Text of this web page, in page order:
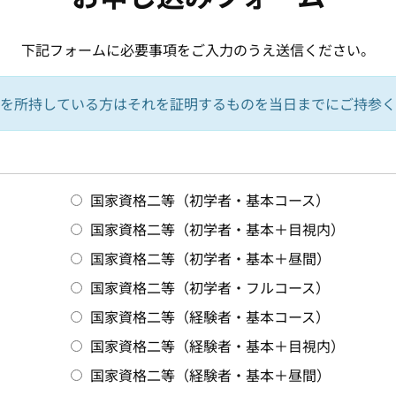
下記フォームに必要事項をご入力のうえ送信ください。
所持している方はそれを証明するものを当日までにご持参
国家資格二等（初学者・基本コース）
国家資格二等（初学者・基本＋目視内）
国家資格二等（初学者・基本＋昼間）
国家資格二等（初学者・フルコース）
国家資格二等（経験者・基本コース）
国家資格二等（経験者・基本＋目視内）
国家資格二等（経験者・基本＋昼間）